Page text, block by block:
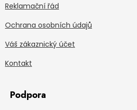
Reklamační řád
Ochrana osobních údajů
Váš zákaznický účet
Kontakt
Podpora